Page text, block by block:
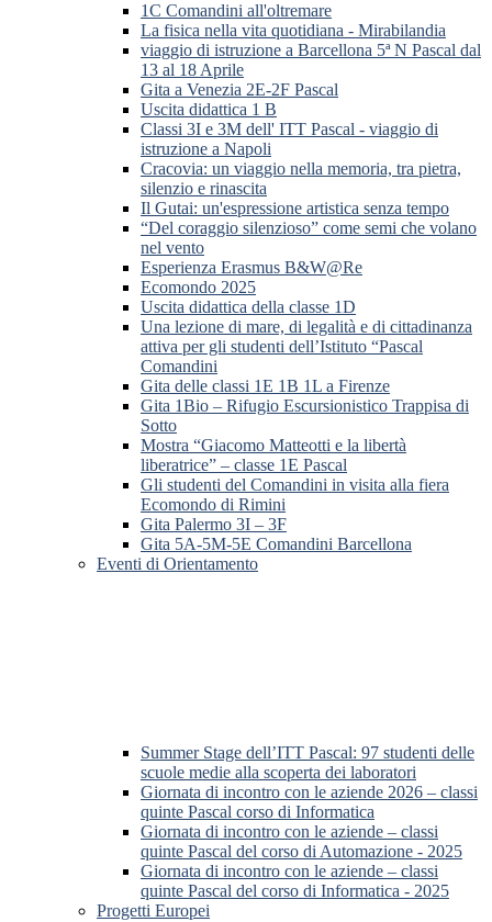
1C Comandini all'oltremare
La fisica nella vita quotidiana - Mirabilandia
viaggio di istruzione a Barcellona 5ª N Pascal dal
13 al 18 Aprile
Gita a Venezia 2E-2F Pascal
Uscita didattica 1 B
Classi 3I e 3M dell' ITT Pascal - viaggio di
istruzione a Napoli
Cracovia: un viaggio nella memoria, tra pietra,
silenzio e rinascita
Il Gutai: un'espressione artistica senza tempo
“Del coraggio silenzioso” come semi che volano
nel vento
Esperienza Erasmus B&W@Re
Ecomondo 2025
Uscita didattica della classe 1D
Una lezione di mare, di legalità e di cittadinanza
attiva per gli studenti dell’Istituto “Pascal
Comandini
Gita delle classi 1E 1B 1L a Firenze
Gita 1Bio – Rifugio Escursionistico Trappisa di
Sotto
Mostra “Giacomo Matteotti e la libertà
liberatrice” – classe 1E Pascal
Gli studenti del Comandini in visita alla fiera
Ecomondo di Rimini
Gita Palermo 3I – 3F
Gita 5A-5M-5E Comandini Barcellona
Eventi di Orientamento
Summer Stage dell’ITT Pascal: 97 studenti delle
scuole medie alla scoperta dei laboratori
Giornata di incontro con le aziende 2026 – classi
quinte Pascal corso di Informatica
Giornata di incontro con le aziende – classi
quinte Pascal del corso di Automazione - 2025
Giornata di incontro con le aziende – classi
quinte Pascal del corso di Informatica - 2025
Progetti Europei